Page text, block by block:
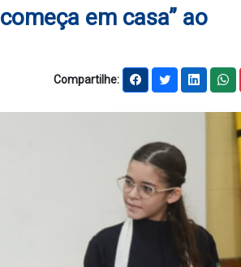
em casa” ao
Compartilhe: